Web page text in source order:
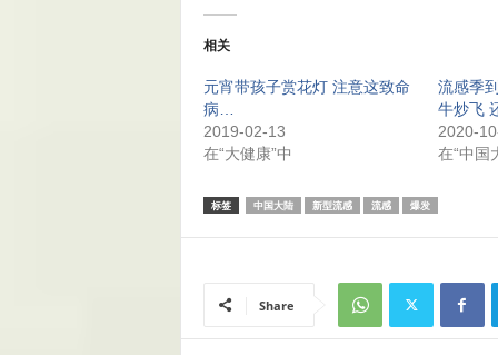
相关
元宵带孩子赏花灯 注意这致命
病…
2019-02-13
在“大健康”中
流感季
牛炒飞
2020-
在“中国
标签 中国大陆 新型流感 流感 爆发
Share